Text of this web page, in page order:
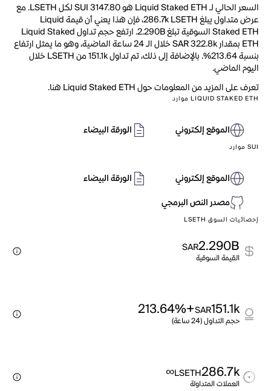
السعر الحالي لـ Liquid Staked ETH هو SUI 3147.80 لكل LSETH. مع
عرض متداول يبلغ 286.7k LSETH، فإن هذا يعني أن قيمة Liquid
Staked ETH السوقية تبلغ 2.290B. ارتفع حجم تداول Liquid Staked
ETH بمقدار SAR 322.8k خلال الـ 24 ساعة الماضية، وهو ما يمثل ارتفاع
بنسبة 213.64%. بالإضافة إلى ذلك، تم تداول 151.1k من LSETH خلال
اليوم الماضي.
تعرف على المزيد من المعلومات حول Liquid Staked ETH هنا.
LIQUID STAKED ETH موارد
الموقع إلكتروني الورقة البيضاء
SUI موارد
الموقع إلكتروني
الورقة البيضاء
مصدر النص البرمجي
إحصائيات السوق LSETH
2.290B
SAR
القيمة السوقية
151.1k
SAR
+213.64%
حجم التداول (24 ساعة)
286.7k
LSETH
∞
العملات المتداولة